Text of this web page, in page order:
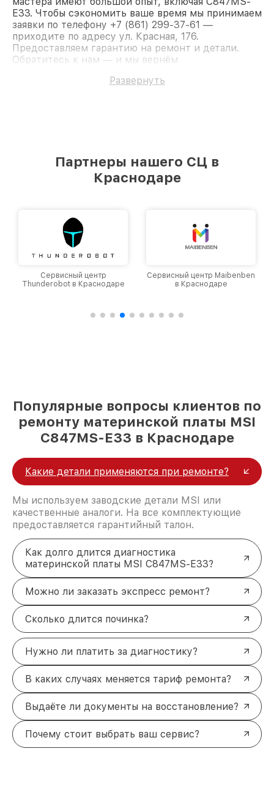
E33. Чтобы сэкономить ваше время мы принимаем
заявки по телефону +7 (861) 299-37-61 —
приходите по адресу ул. Красная, 176.
Предоставляем гарантию на ремонт и детали.
Обратитесь к нам — и мы вернём
Развернуть
Партнеры нашего СЦ в
Краснодаре
Сервисный центр
Thunderobot в Краснодаре
Сервисный центр Maibenben
в Краснодаре
Популярные вопросы клиентов по
ремонту материнской платы MSI
C847MS-E33 в Краснодаре
Какие детали применяются при ремонте?
Мы используем заводские детали MSI или
качественные аналоги. На все комплектующие
предоставляется гарантийный талон.
Как долго длится диагностика
материнской платы MSI C847MS-E33?
Можно ли заказать экспресс ремонт?
Сколько длится починка?
Нужно ли платить за диагностику?
В каких случаях меняется тариф ремонта?
Выдаёте ли документы на восстановление?
Почему стоит выбрать ваш сервис?